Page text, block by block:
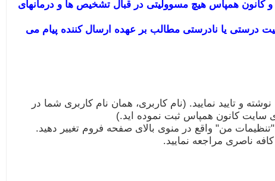
کانون همپاس هیچ مسوولیتی در قبال تشخیص ها و درمانهای
درستی یا نادرستی مطالب بر عهده ارسال کننده پیام می
و تایید نمایید. (نام کاربری، همان نام کاربری شما در
سایت کانون همپاس ثبت نموده اید.)